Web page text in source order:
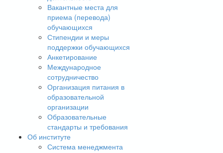
Вакантные места для
приема (перевода)
обучающихся
Стипендии и меры
поддержки обучающихся
Анкетирование
Международное
сотрудничество
Организация питания в
образовательной
организации
Образовательные
стандарты и требования
Об институте
Система менеджмента